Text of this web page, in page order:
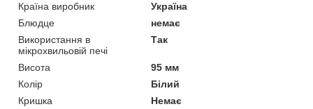
Країна виробник
Україна
Блюдце
немає
Використання в
мікрохвильовій печі
Так
Висота
95 мм
Колір
Білий
Кришка
Немає